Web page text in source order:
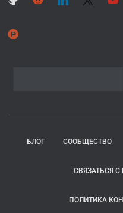
БЛОГ СООБЩЕСТВО
СВЯЗАТЬСЯ
ПОЛИТИКА